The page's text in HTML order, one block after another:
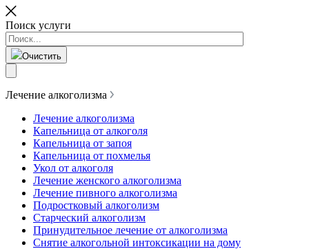
Поиск услуги
Очистить
Лечение алкоголизма
Лечение алкоголизма
Капельница от алкоголя
Капельница от запоя
Капельница от похмелья
Укол от алкоголя
Лечение женского алкоголизма
Лечение пивного алкоголизма
Подростковый алкоголизм
Старческий алкоголизм
Принудительное лечение от алкоголизма
Снятие алкогольной интоксикации на дому